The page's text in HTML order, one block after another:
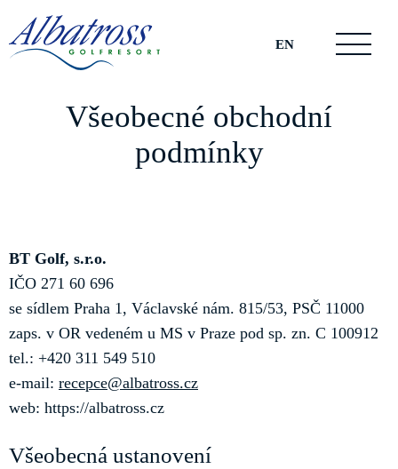
EN
Všeobecné obchodní
podmínky
BT Golf, s.r.o.
IČO 271 60 696
se sídlem Praha 1, Václavské nám. 815/53, PSČ 11000
zaps. v OR vedeném u MS v Praze pod sp. zn. C 100912
tel.: +420 311 549 510
e-mail: recepce@albatross.cz
web: https://albatross.cz
Všeobecná ustanovení